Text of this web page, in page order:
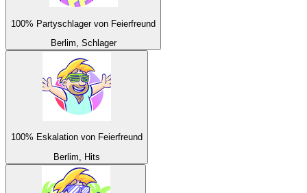
100% Partyschlager von Feierfreund
Berlim, Schlager
100% Eskalation von Feierfreund
Berlim, Hits